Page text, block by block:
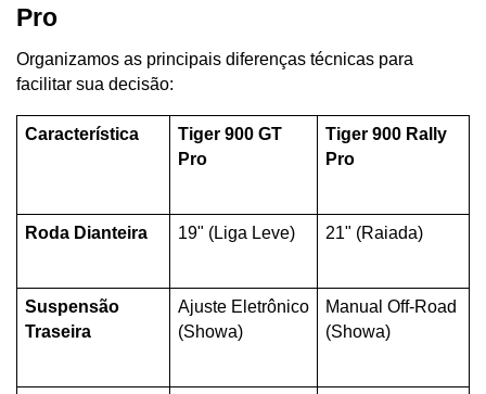
Pro
Organizamos as principais diferenças técnicas para
facilitar sua decisão:
Característica
Tiger 900 GT
Pro
Tiger 900 Rally
Pro
Roda Dianteira 19" (Liga Leve) 21" (Raiada)
Suspensão
Traseira
Ajuste Eletrônico
(Showa)
Manual Off-Road
(Showa)